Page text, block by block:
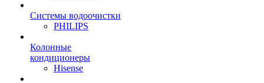
Системы водоочистки
PHILIPS
Колонные
кондиционеры
Hisense